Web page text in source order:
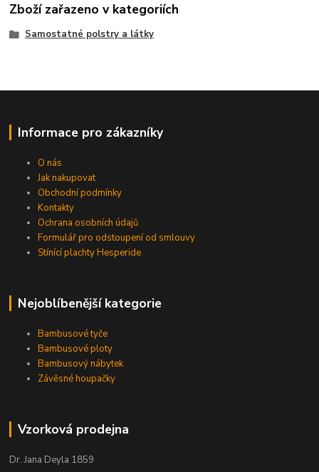
Zboží zařazeno v kategoriích
Samostatné polstry a látky
Informace pro zákazníky
O nás
Jak nakupovat
Obchodní podmínky
Kontakty
Ochrana osobních údajů
Formulář pro odstoupení od smlouvy
Stínící plachty Hesperide
Nejoblíbenější kategorie
Bambusové tyče
Bambusové ploty
Bambusový nábytek
Závěsné houpačky
Vzorková prodejna
Dr. Jana Deyla 1859